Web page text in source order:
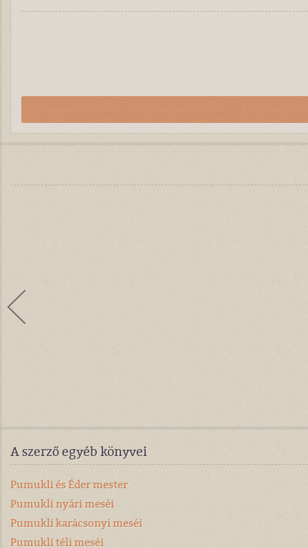
A szerző egyéb könyvei
Pumukli és Éder mester
Pumukli nyári meséi
Pumukli karácsonyi meséi
Pumukli téli meséi